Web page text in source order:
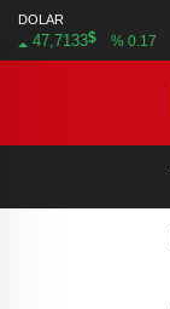
DOLAR
47,7133$ % 0.17